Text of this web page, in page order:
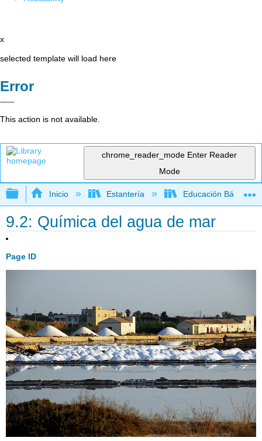
x
selected template will load here
Error
This action is not available.
chrome_reader_mode Enter Reader
Mode
Expandir/contraer jerarquía global
Inicio Estantería Educación Básica
9.2: Química del agua de mar
Page ID